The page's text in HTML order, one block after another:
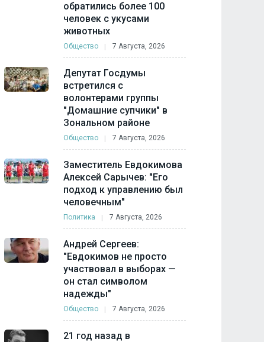
обратились более 100
человек с укусами
животных
Общество 7 Августа, 2026
Депутат Госдумы
встретился с
волонтерами группы
"Домашние супчики" в
Зональном районе
Общество 7 Августа, 2026
Заместитель Евдокимова
Алексей Сарычев: "Его
подход к управлению был
человечным"
Политика 7 Августа, 2026
Андрей Сергеев:
"Евдокимов не просто
участвовал в выборах —
он стал символом
надежды"
Общество 7 Августа, 2026
21 год назад в